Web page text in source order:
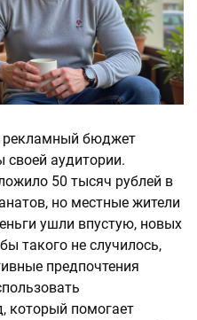
рекламный бюджет
своей аудитории.
50 тысяч рублей в
но местные жители
ушли впустую, новых
такого не случилось,
предпочтения
который помогает